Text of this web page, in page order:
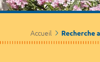
Accueil Recherche